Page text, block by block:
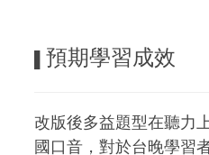
預期學習成效
改版後多益題型在聽力
國口音，對於台晚學習